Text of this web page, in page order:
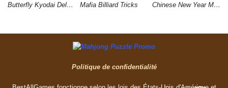
Butterfly Kyodai Deluxe 2 Mafia Billiard Tricks Chinese New Year Mahjong
Politique de confidentialité